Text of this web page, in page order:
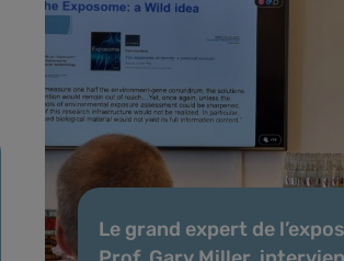
Le grand expert de